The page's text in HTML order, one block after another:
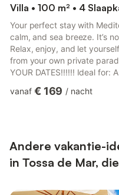
Villa • 100 m² • 4
Your perfect stay with
calm, and sea breeze. It’s
Relax, enjoy, and let
from your own private
YOUR DATES!!!!!! Ideal for:
to Saturday) Check-out:
vanaf € 169 / nacht
Andere vakantie-
in Tossa de Mar,